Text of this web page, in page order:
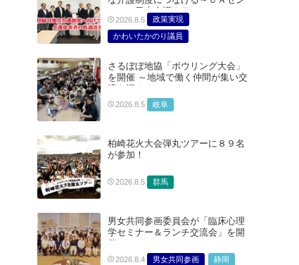
セン・日本介護クラフトユニオン
合同で厚生労働省に対する要請を
実施～
2026.8.5
政策実現
かわいたかのり議員
どうごみまきこ議員
総合サービス部門
医療・介護・福祉部会
さるぼぼ地協「ボウリング大会」
を開催 ～地域で働く仲間が集い交
流を深める～
2026.8.5 岐阜
柏崎花火大会弾丸ツアーに８９名
が参加！
2026.8.5 群馬
男女共同参画委員会が「臨床心理
学セミナー＆ランチ交流会」を開
催
2026.8.4 男女共同参画 静岡